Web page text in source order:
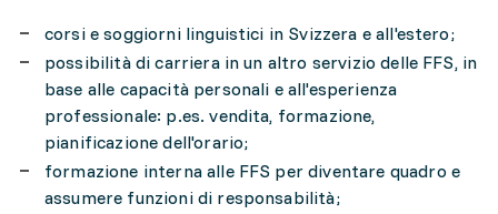
corsi e soggiorni linguistici in Svizzera e all'estero;
possibilità di carriera in un altro servizio delle FFS, in
base alle capacità personali e all'esperienza
professionale: p.es. vendita, formazione,
pianificazione dell'orario;
formazione interna alle FFS per diventare quadro e
assumere funzioni di responsabilità;